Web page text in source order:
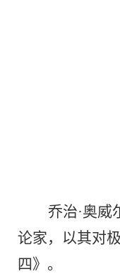
乔治·奥威
论家，以其对
四》。